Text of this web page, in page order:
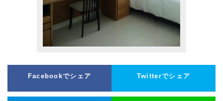
Facebookでシェア Twitterでシェア